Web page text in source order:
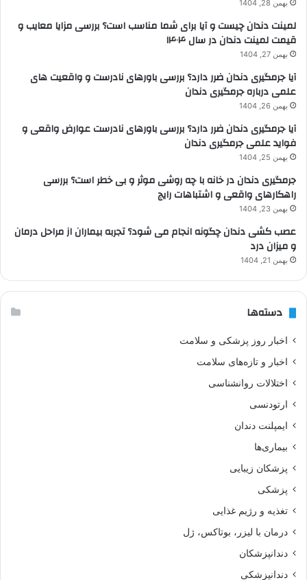
بهمن 28, 1404
لمینت دندان چیست و آیا برای شما مناسب است؟ بررسی مزایا معایب و
قیمت لمینت دندان در سال ۱۴۰۴
بهمن 27, 1404
آیا جرمگیری دندان ضرر دارد؟ بررسی باورهای نادرست و واقعیت های
علمی درباره جرمگیری دندان
بهمن 26, 1404
آیا جرمگیری دندان ضرر دارد؟ بررسی باورهای نادرست عوارض واقعی و
فواید علمی جرمگیری دندان
بهمن 25, 1404
جرمگیری دندان در خانه با چه روشی موثر و بی خطر است؟ بررسی
راهکارهای واقعی و اشتباهات رایج
بهمن 23, 1404
عصب کشی دندان چگونه انجام می شود؟ تجربه بیماران از مراحل درمان
و میزان درد
بهمن 21, 1404
دسته‌ها
اخبار روز پزشکی و سلامت
اخبار و تازه‌های سلامت
اختلالات روانشناسی
ارتودنسی
ایمپلنت دندان
بیماری‌ها
پزشکان زیبایی
پزشکی
تغذیه و رژیم غذایی
درمان با لیزر، بوتاکس، ژل
دندانپزشکان
دندانپزشکی